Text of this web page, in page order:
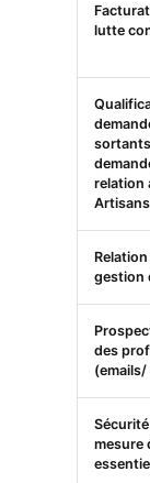
lutte
relation
Artisans
gestion
des
(emails/
mesure